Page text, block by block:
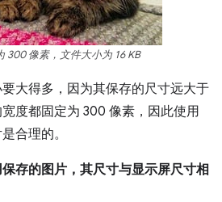
300 像素，文件大小为 16 KB
大得多，因为其保存的尺寸远大于
度都固定为 300 像素，因此使用
合理的。
存的图片，其尺寸与显示屏尺寸相